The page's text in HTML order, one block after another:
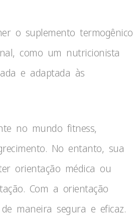
o suplemento termogênico
como um nutricionista
e adaptada às
no mundo fitness,
No entanto, sua
orientação médica ou
Com a orientação
maneira segura e eficaz.